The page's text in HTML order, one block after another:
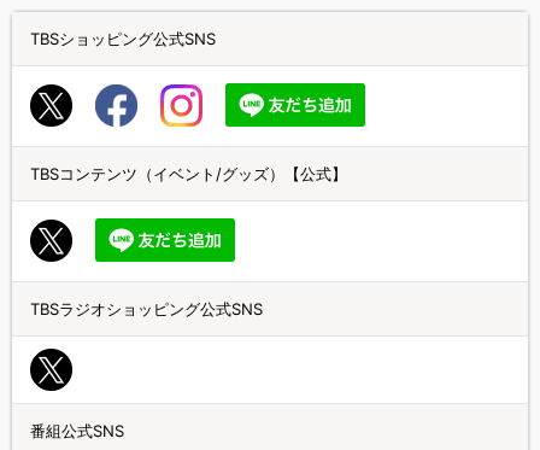
TBSショッピング公式SNS
TBSコンテンツ（イベント/グッズ）【公式】
TBSラジオショッピング公式SNS
番組公式SNS